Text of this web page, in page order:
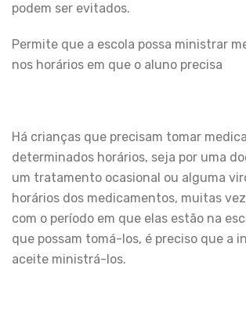
podem ser evitados.
Permite que a escola possa ministrar
nos horários em que o aluno precisa
Há crianças que precisam tomar
determinados horários, seja por uma
um tratamento ocasional ou alguma
horários dos medicamentos, muitas
com o período em que elas estão na
que possam tomá-los, é preciso que a
aceite ministrá-los.